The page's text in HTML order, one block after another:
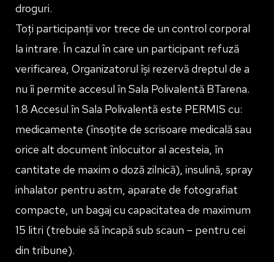
droguri.
Toți participanții vor trece de un control corporal
la intrare. În cazul în care un participant refuză
verificarea, Organizatorul își rezervă dreptul de a
nu îi permite accesul în Sala Polivalentă BTarena.
1.8 Accesul în Sala Polivalentă este PERMIS cu:
medicamente (însoțite de scrisoare medicală sau
orice alt document înlocuitor al acesteia, în
cantitate de maxim o doză zilnică), insulină, spray
inhalator pentru astm, aparate de fotografiat
compacte, un bagaj cu capacitatea de maximum
15 litri (trebuie să încapă sub scaun – pentru cei
din tribune).